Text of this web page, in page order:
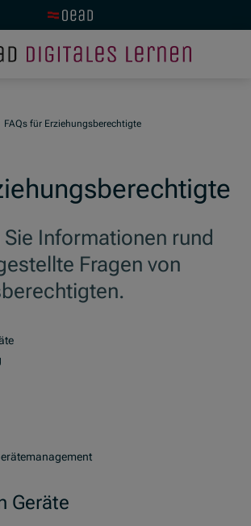
FAQs für Erziehungsberechtigte
Informationen rund
Fragen von
Geräte